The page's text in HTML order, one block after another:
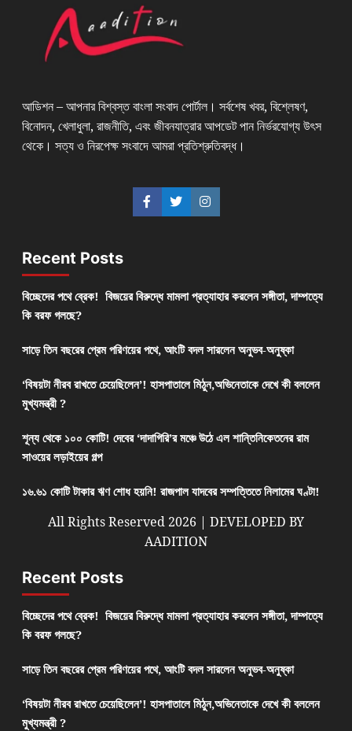
আডিশন – আপনার বিশ্বস্ত বাংলা সংবাদ পোর্টাল। সর্বশেষ খবর, বিশ্লেষণ,
বিনোদন, খেলাধুলা, রাজনীতি, এবং জীবনযাত্রার আপডেট পান নির্ভরযোগ্য উৎস
থেকে। সত্য ও নিরপেক্ষ সংবাদে আমরা প্রতিশ্রুতিবদ্ধ।
Recent Posts
বিচ্ছেদের পথে ব্রেক! বিজয়ের বিরুদ্ধে মামলা প্রত্যাহার করলেন সঙ্গীতা, দাম্পত্যে
কি বরফ গলছে?
সাড়ে তিন বছরের প্রেম পরিণয়ের পথে, আংটি বদল সারলেন অনুভব-অনুষ্কা
‘বিষয়টা নীরব রাখতে চেয়েছিলেন’! হাসপাতালে মিঠুন,অভিনেতাকে দেখে কী বললেন
মুখ্যমন্ত্রী ?
শূন্য থেকে ১০০ কোটি! দেবের ‘দাদাগিরি’র মঞ্চে উঠে এল শান্তিনিকেতনের রাম
সাওয়ের লড়াইয়ের গল্প
১৬.৬১ কোটি টাকার ঋণ শোধ হয়নি! রাজপাল যাদবের সম্পত্তিতে নিলামের ঘণ্টা!
All Rights Reserved 2026 | DEVELOPED BY
AADITION
Recent Posts
বিচ্ছেদের পথে ব্রেক! বিজয়ের বিরুদ্ধে মামলা প্রত্যাহার করলেন সঙ্গীতা, দাম্পত্যে
কি বরফ গলছে?
সাড়ে তিন বছরের প্রেম পরিণয়ের পথে, আংটি বদল সারলেন অনুভব-অনুষ্কা
‘বিষয়টা নীরব রাখতে চেয়েছিলেন’! হাসপাতালে মিঠুন,অভিনেতাকে দেখে কী বললেন
মুখ্যমন্ত্রী ?